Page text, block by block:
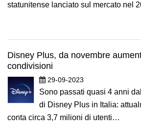
statunitense lanciato sul mercato nel
Disney Plus, da novembre
condivisioni
29-09-2023
Sono passati quasi 4 anni
di Disney Plus in Italia:
conta circa 3,7 milioni di utenti…